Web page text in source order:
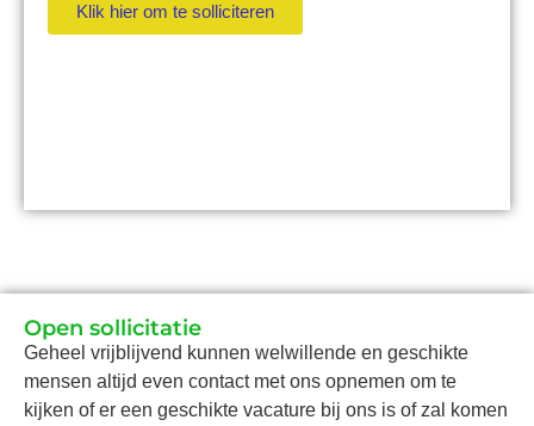
Klik hier om te solliciteren
Open sollicitatie
Geheel vrijblijvend kunnen welwillende en geschikte
mensen altijd even contact met ons opnemen om te
kijken of er een geschikte vacature bij ons is of zal komen